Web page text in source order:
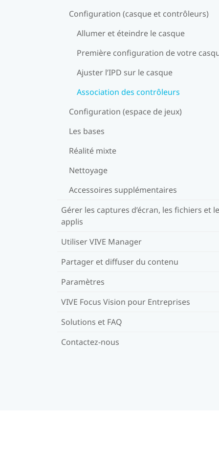
Configuration (casque et contrôleurs)
Allumer et éteindre le casque
Première configuration de votre
Ajuster l’IPD sur le casque
Association des contrôleurs
Configuration (espace de jeux)
Les bases
Réalité mixte
Nettoyage
Accessoires supplémentaires
Gérer les captures d’écran, les fichiers et
applis
Utiliser VIVE Manager
Partager et diffuser du contenu
Paramètres
VIVE Focus Vision pour Entreprises
Solutions et FAQ
Contactez-nous